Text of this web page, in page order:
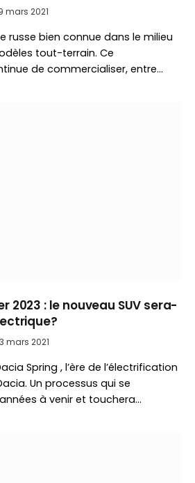
mars 2021
russe bien connue dans le milieu
tout-terrain. Ce
de commercialiser, entre…
2023 : le nouveau SUV sera-
mars 2021
Spring , l’ère de l’électrification
Un processus qui se
à venir et touchera…